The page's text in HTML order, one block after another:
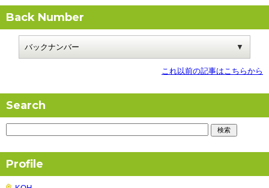
Back Number
これ以前の記事はこちらから
Search
Profile